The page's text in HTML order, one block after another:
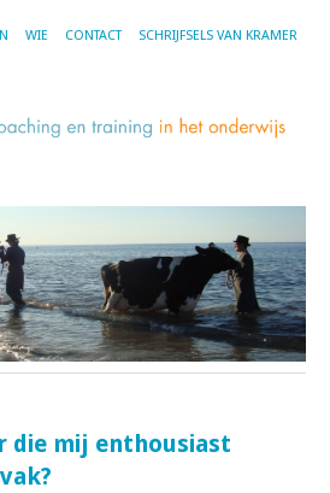
WIE CONTACT SCHRIJFSELS VAN KRAMER
die mij enthousiast